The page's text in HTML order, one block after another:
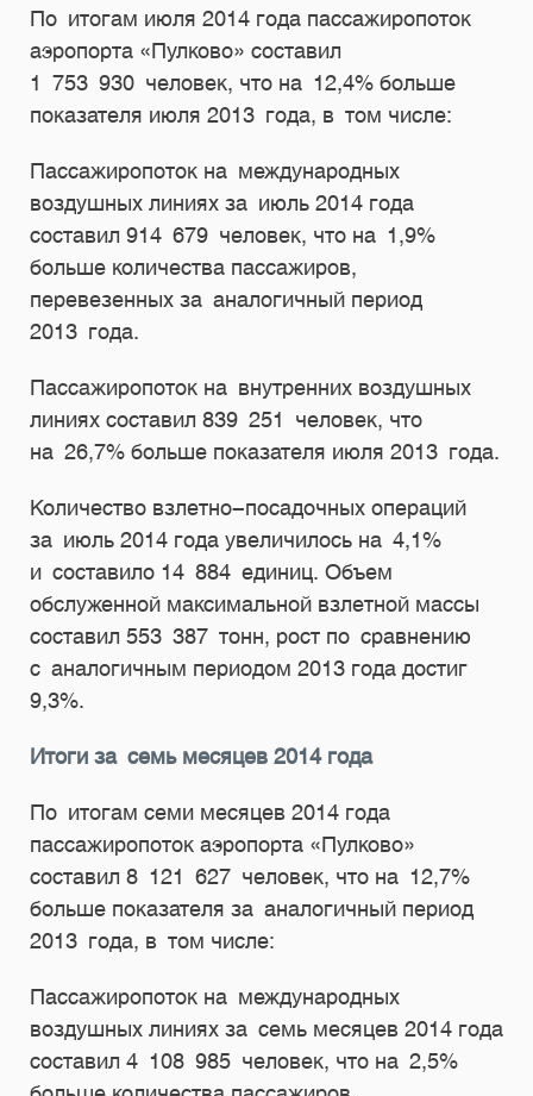
По итогам июля 2014 года пассажиропоток
аэропорта «Пулково» составил
1 753 930 человек, что на 12,4% больше
показателя июля 2013 года, в том числе:
Пассажиропоток на международных
воздушных линиях за июль 2014 года
составил 914 679 человек, что на 1,9%
больше количества пассажиров,
перевезенных за аналогичный период
2013 года.
Пассажиропоток на внутренних воздушных
линиях составил 839 251 человек, что
на 26,7% больше показателя июля 2013 года.
Количество взлетно-посадочных операций
за июль 2014 года увеличилось на 4,1%
и составило 14 884 единиц. Объем
обслуженной максимальной взлетной массы
составил 553 387 тонн, рост по сравнению
с аналогичным периодом 2013 года достиг
9,3%.
Итоги за семь месяцев 2014 года
По итогам семи месяцев 2014 года
пассажиропоток аэропорта «Пулково»
составил 8 121 627 человек, что на 12,7%
больше показателя за аналогичный период
2013 года, в том числе:
Пассажиропоток на международных
воздушных линиях за семь месяцев 2014 года
составил 4 108 985 человек, что на 2,5%